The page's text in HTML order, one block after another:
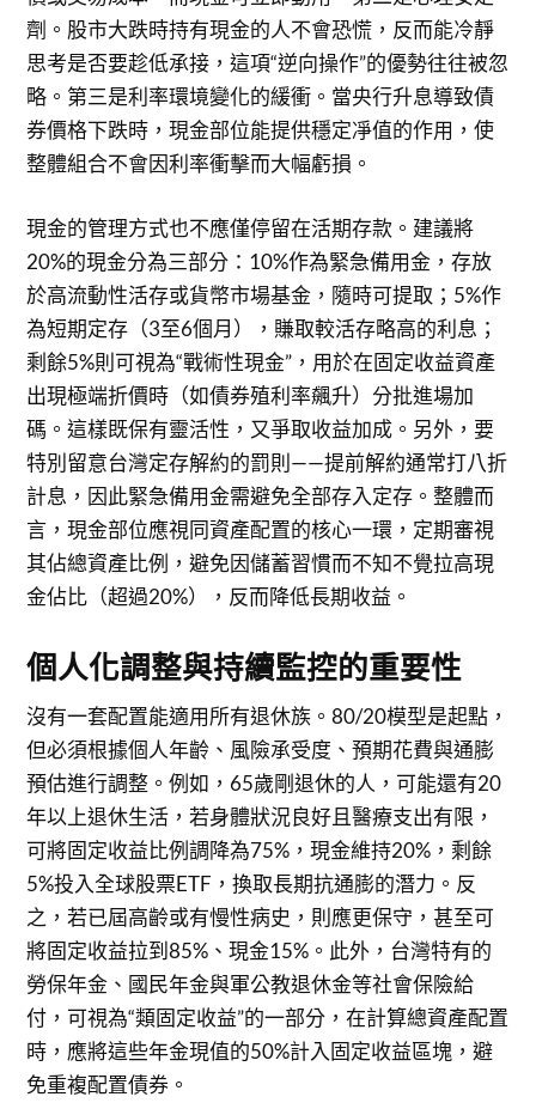
劑。股市大跌時持有現金的人不會恐慌，反而能冷靜
思考是否要趁低承接，這項“逆向操作”的優勢往往被忽
略。第三是利率環境變化的緩衝。當央行升息導致債
券價格下跌時，現金部位能提供穩定凈值的作用，使
整體組合不會因利率衝擊而大幅虧損。
現金的管理方式也不應僅停留在活期存款。建議將
20%的現金分為三部分：10%作為緊急備用金，存放
於高流動性活存或貨幣市場基金，隨時可提取；5%作
為短期定存（3至6個月），賺取較活存略高的利息；
剩餘5%則可視為“戰術性現金”，用於在固定收益資產
出現極端折價時（如債券殖利率飆升）分批進場加
碼。這樣既保有靈活性，又爭取收益加成。另外，要
特別留意台灣定存解約的罰則——提前解約通常打八折
計息，因此緊急備用金需避免全部存入定存。整體而
言，現金部位應視同資產配置的核心一環，定期審視
其佔總資產比例，避免因儲蓄習慣而不知不覺拉高現
金佔比（超過20%），反而降低長期收益。
個人化調整與持續監控的重要性
沒有一套配置能適用所有退休族。80/20模型是起點，
但必須根據個人年齡、風險承受度、預期花費與通膨
預估進行調整。例如，65歲剛退休的人，可能還有20
年以上退休生活，若身體狀況良好且醫療支出有限，
可將固定收益比例調降為75%，現金維持20%，剩餘
5%投入全球股票ETF，換取長期抗通膨的潛力。反
之，若已屆高齡或有慢性病史，則應更保守，甚至可
將固定收益拉到85%、現金15%。此外，台灣特有的
勞保年金、國民年金與軍公教退休金等社會保險給
付，可視為“類固定收益”的一部分，在計算總資產配置
時，應將這些年金現值的50%計入固定收益區塊，避
免重複配置債券。